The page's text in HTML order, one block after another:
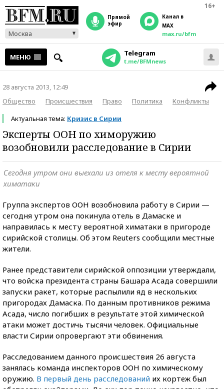
16+
Москва
прямой
эфир
Канал в
MAX
max.ru/bfm
МЕНЮ Telegram
t.me/BFMnews
28 августа 2013, 12:49
Общество
Происшествия Право Политика
Конфликты
Актуальная тема: Кризис в Сирии
Эксперты ООН по химоружию
возобновили расследование в Сирии
Сегодня утром они выехали из отеля к месту вероятной
химатаки
Группа экспертов ООН возобновила работу в Сирии —
сегодня утром она покинула отель в Дамаске и
направилась к месту вероятной химатаки в пригороде
сирийской столицы. Об этом Reuters сообщили местные
жители.
Ранее представители сирийской оппозиции утверждали,
что войска президента страны Башара Асада совершили
запуски ракет, которые распылили яд в нескольких
пригородах Дамаска. По данным противников режима
Асада, число погибших в результате этой химической
атаки может достичь тысячи человек. Официальные
власти Сирии опровергают эти обвинения.
Расследованием данного происшествия 26 августа
занялась команда инспекторов ООН по химическому
оружию. В первый день расследований их кортеж был